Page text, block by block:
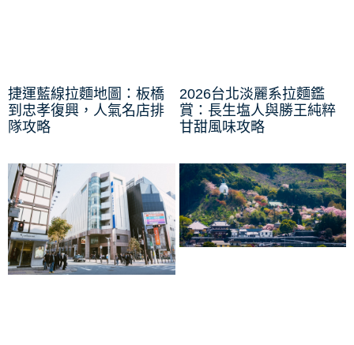
捷運藍線拉麵地圖：板橋
到忠孝復興，人氣名店排
隊攻略
2026台北淡麗系拉麵鑑
賞：長生塩人與勝王純粹
甘甜風味攻略